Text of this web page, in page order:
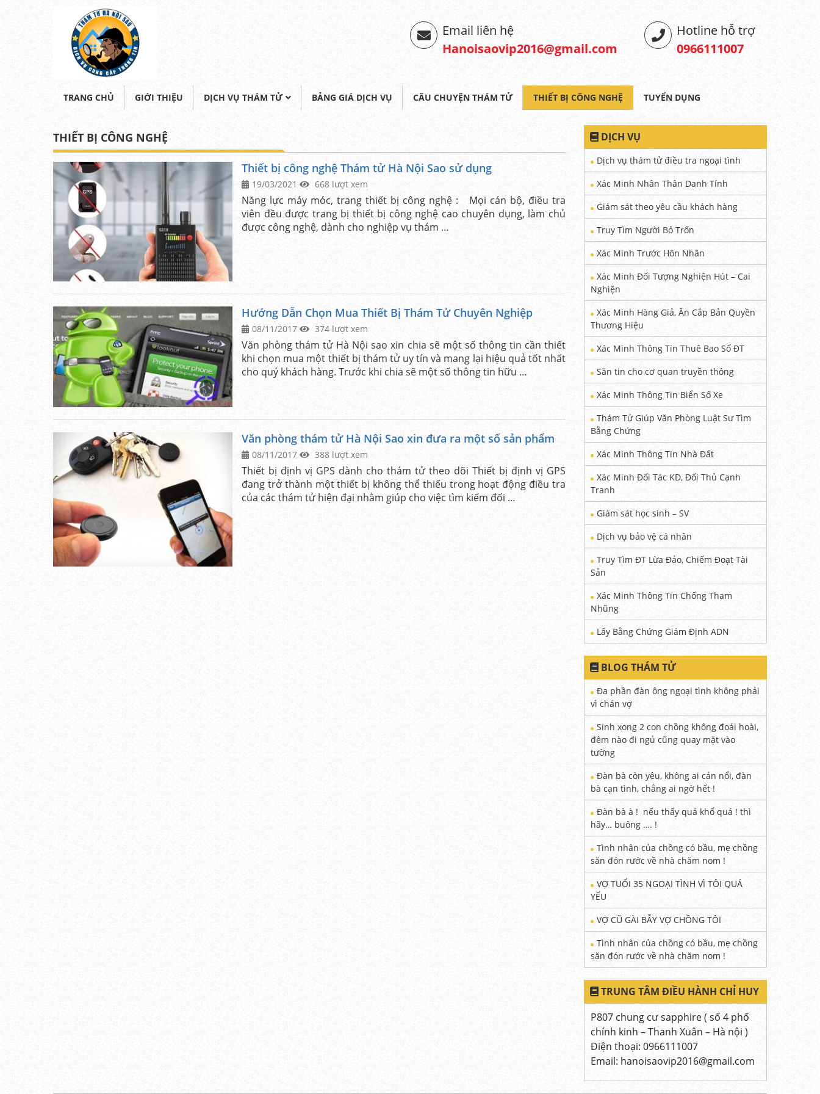
Email liên hệ
Hanoisaovip2016@gmail.com
Hotline hỗ trợ
0966111007
TRANG CHỦ GIỚI THIỆU DỊCH VỤ THÁM TỬ BẢNG GIÁ DỊCH VỤ CÂU CHUYỆN THÁM TỬ THIẾT BỊ CÔNG NGHỆ TUYỂN DỤNG
THIẾT BỊ CÔNG NGHỆ
Thiết bị công nghệ Thám tử Hà Nội Sao sử dụng
19/03/2021 668 lượt xem
Năng lực máy móc, trang thiết bị công nghệ : Mọi cán bộ, điều tra
viên đều được trang bị thiết bị công nghệ cao chuyên dụng, làm chủ
được công nghệ, dành cho nghiệp vụ thám …
Hướng Dẫn Chọn Mua Thiết Bị Thám Tử Chuyên Nghiệp
08/11/2017 374 lượt xem
Văn phòng thám tử Hà Nội sao xin chia sẽ một số thông tin cần thiết
khi chọn mua một thiết bị thám tử uy tín và mang lại hiệu quả tốt nhất
cho quý khách hàng. Trước khi chia sẽ một số thông tin hữu …
Văn phòng thám tử Hà Nội Sao xin đưa ra một số sản phẩm
08/11/2017 388 lượt xem
Thiết bị định vị GPS dành cho thám tử theo dõi Thiết bị định vị GPS
đang trở thành một thiết bị không thể thiếu trong hoạt động điều tra
của các thám tử hiện đại nhằm giúp cho việc tìm kiếm đối …
DỊCH VỤ
Dịch vụ thám tử điều tra ngoại tình
Xác Minh Nhân Thân Danh Tính
Giám sát theo yêu cầu khách hàng
Truy Tìm Người Bỏ Trốn
Xác Minh Trước Hôn Nhân
Xác Minh Đối Tượng Nghiện Hút – Cai
Nghiện
Xác Minh Hàng Giả, Ăn Cắp Bản Quyền
Thương Hiệu
Xác Minh Thông Tin Thuê Bao Số ĐT
Săn tin cho cơ quan truyền thông
Xác Minh Thông Tin Biển Số Xe
Thám Tử Giúp Văn Phòng Luật Sư Tìm
Bằng Chứng
Xác Minh Thông Tin Nhà Đất
Xác Minh Đối Tác KD, Đối Thủ Cạnh
Tranh
Giám sát học sinh – SV
Dịch vụ bảo vệ cá nhân
Truy Tìm ĐT Lừa Đảo, Chiếm Đoạt Tài
Sản
Xác Minh Thông Tin Chống Tham
Nhũng
Lấy Bằng Chứng Giám Định ADN
BLOG THÁM TỬ
Đa phần đàn ông ngoại tình không phải
vì chán vợ
Sinh xong 2 con chồng không đoái hoài,
đêm nào đi ngủ cũng quay mặt vào
tường
Đàn bà còn yêu, không ai cản nổi, đàn
bà cạn tình, chẳng ai ngờ hết !
Đàn bà à ! nếu thấy quá khổ quá ! thì
hãy… buông …. !
Tình nhân của chồng có bầu, mẹ chồng
săn đón rước về nhà chăm nom !
VỢ TUỔI 35 NGOẠI TÌNH VÌ TÔI QUÁ
YẾU
VỢ CŨ GÀI BẪY VỢ CHỒNG TÔI
Tình nhân của chồng có bầu, mẹ chồng
săn đón rước về nhà chăm nom !
TRUNG TÂM ĐIỀU HÀNH CHỈ HUY
P807 chung cư sapphire ( số 4 phố
chính kinh – Thanh Xuân – Hà nội )
Điện thoại: 0966111007
Email: hanoisaovip2016@gmail.com